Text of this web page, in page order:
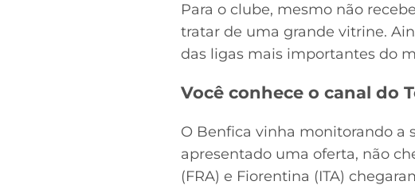
Para o clube, mesmo não
tratar de uma grande vitrine.
das ligas mais importantes do
Você conhece o canal do
O Benfica vinha monitorando a
apresentado uma oferta, não
(FRA) e Fiorentina (ITA)